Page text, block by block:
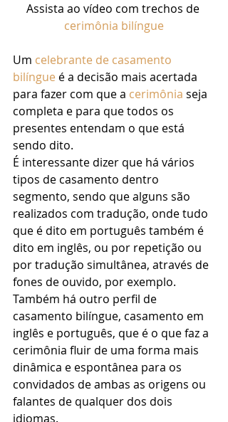
Assista ao vídeo com trechos de
cerimônia bilíngue
Um celebrante de casamento
bilíngue é a decisão mais acertada
para fazer com que a cerimônia seja
completa e para que todos os
presentes entendam o que está
sendo dito.
É interessante dizer que há vários
tipos de casamento dentro
segmento, sendo que alguns são
realizados com tradução, onde tudo
que é dito em português também é
dito em inglês, ou por repetição ou
por tradução simultânea, através de
fones de ouvido, por exemplo.
Também há outro perfil de
casamento bilíngue, casamento em
inglês e português, que é o que faz a
cerimônia fluir de uma forma mais
dinâmica e espontânea para os
convidados de ambas as origens ou
falantes de qualquer dos dois
idiomas.